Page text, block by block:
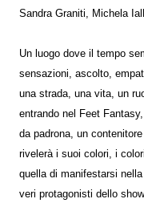
Sandra Graniti, Michela
Un luogo dove il tempo
sensazioni, ascolto,
una strada, una vita, un
entrando nel Feet
da padrona, un
rivelerà i suoi colori, i
quella di manifestarsi
veri protagonisti dello